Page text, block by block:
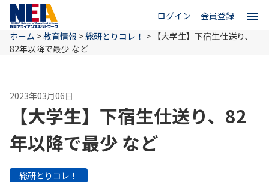
ログイン 会員登録 menu
ホーム
NEAとは
教育情報
ホーム >教育情報 >総研とりコレ！ > 【大学生】下宿生仕送り、
82年以降で最少 など
2023年03月06日
【大学生】下宿生仕送り、82
年以降で最少 など
総研とりコレ！